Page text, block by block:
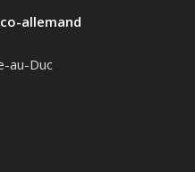
allemand
au-Duc